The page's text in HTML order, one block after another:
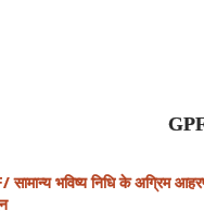
भविष्य निधि के अग्रिम